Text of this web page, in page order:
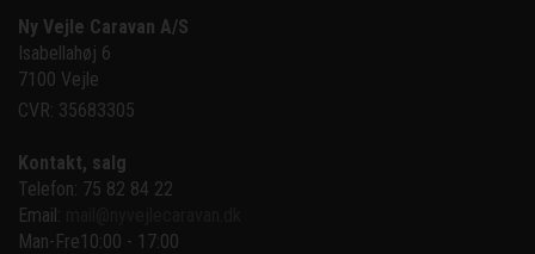
Ny Vejle Caravan A/S
Isabellahøj 6
7100 Vejle
CVR: 35683305
Kontakt, salg
Telefon: 75 82 84 22
Email:
Man-Fre10:00 - 17:00